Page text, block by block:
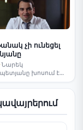
չի ունեցել
խոսում է
մասին